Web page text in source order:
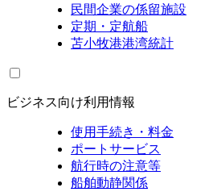
民間企業の係留施設
定期・定航船
苫小牧港港湾統計
ビジネス向け利用情報
使用手続き・料金
ポートサービス
航行時の注意等
船舶動静関係